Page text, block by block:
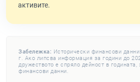
активите.
Забележка: Исторически финансови
г. Ако липсва информация за години до
дружеството е спряло дейност в годината,
финансови данни.